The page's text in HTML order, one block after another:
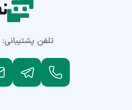
تلفن پشتیبانی: